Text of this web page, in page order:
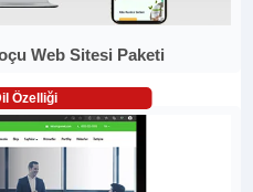
Web Sitesi Paketi
Özelliği